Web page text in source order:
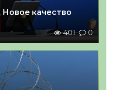
качество
401 0